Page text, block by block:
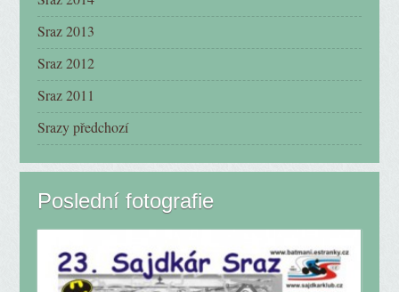
Sraz 2013
Sraz 2012
Sraz 2011
Srazy předchozí
Poslední fotografie